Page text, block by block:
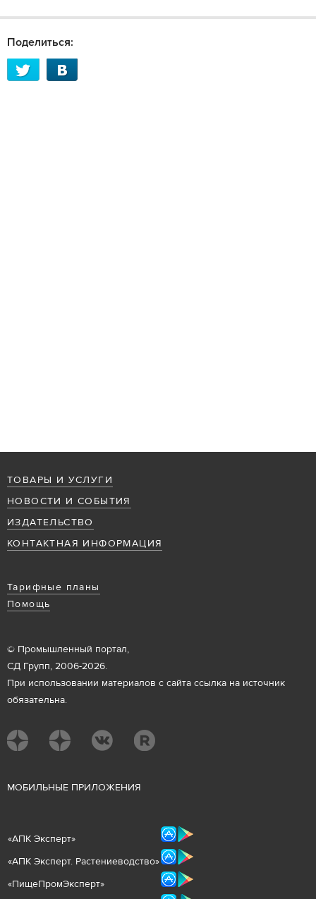
Поделиться:
ТОВАРЫ И УСЛУГИ
НОВОСТИ И СОБЫТИЯ
ИЗДАТЕЛЬСТВО
КОНТАКТНАЯ ИНФОРМАЦИЯ
Тарифные планы
Помощь
© Промышленный портал,
СД Групп, 2006-2026.
При использовании материалов с сайта ссылка на источник
обязательна.
МОБИЛЬНЫЕ ПРИЛОЖЕНИЯ
«АПК Эксперт»
«АПК Эксперт. Растениеводство»
«ПищеПромЭксперт»